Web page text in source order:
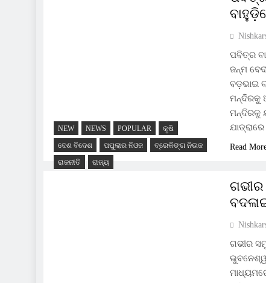
ପବିତ୍ର
ଜନ୍ମ
ବଡ଼ଭାଇ
ମନ୍ଦିରକୁ
ମନ୍ଦିରକୁ
Read
NEW NEWS POPULAR
କୃଷି
ଦେଶ ବିଦେଶ
ପପୁଲାର ନିଓଜ
ବ୍ରେକିଙ୍ଗ ନିଉଜ
ରାଜନୀତି
ରାଜ୍ୟ
ଗଭୀର